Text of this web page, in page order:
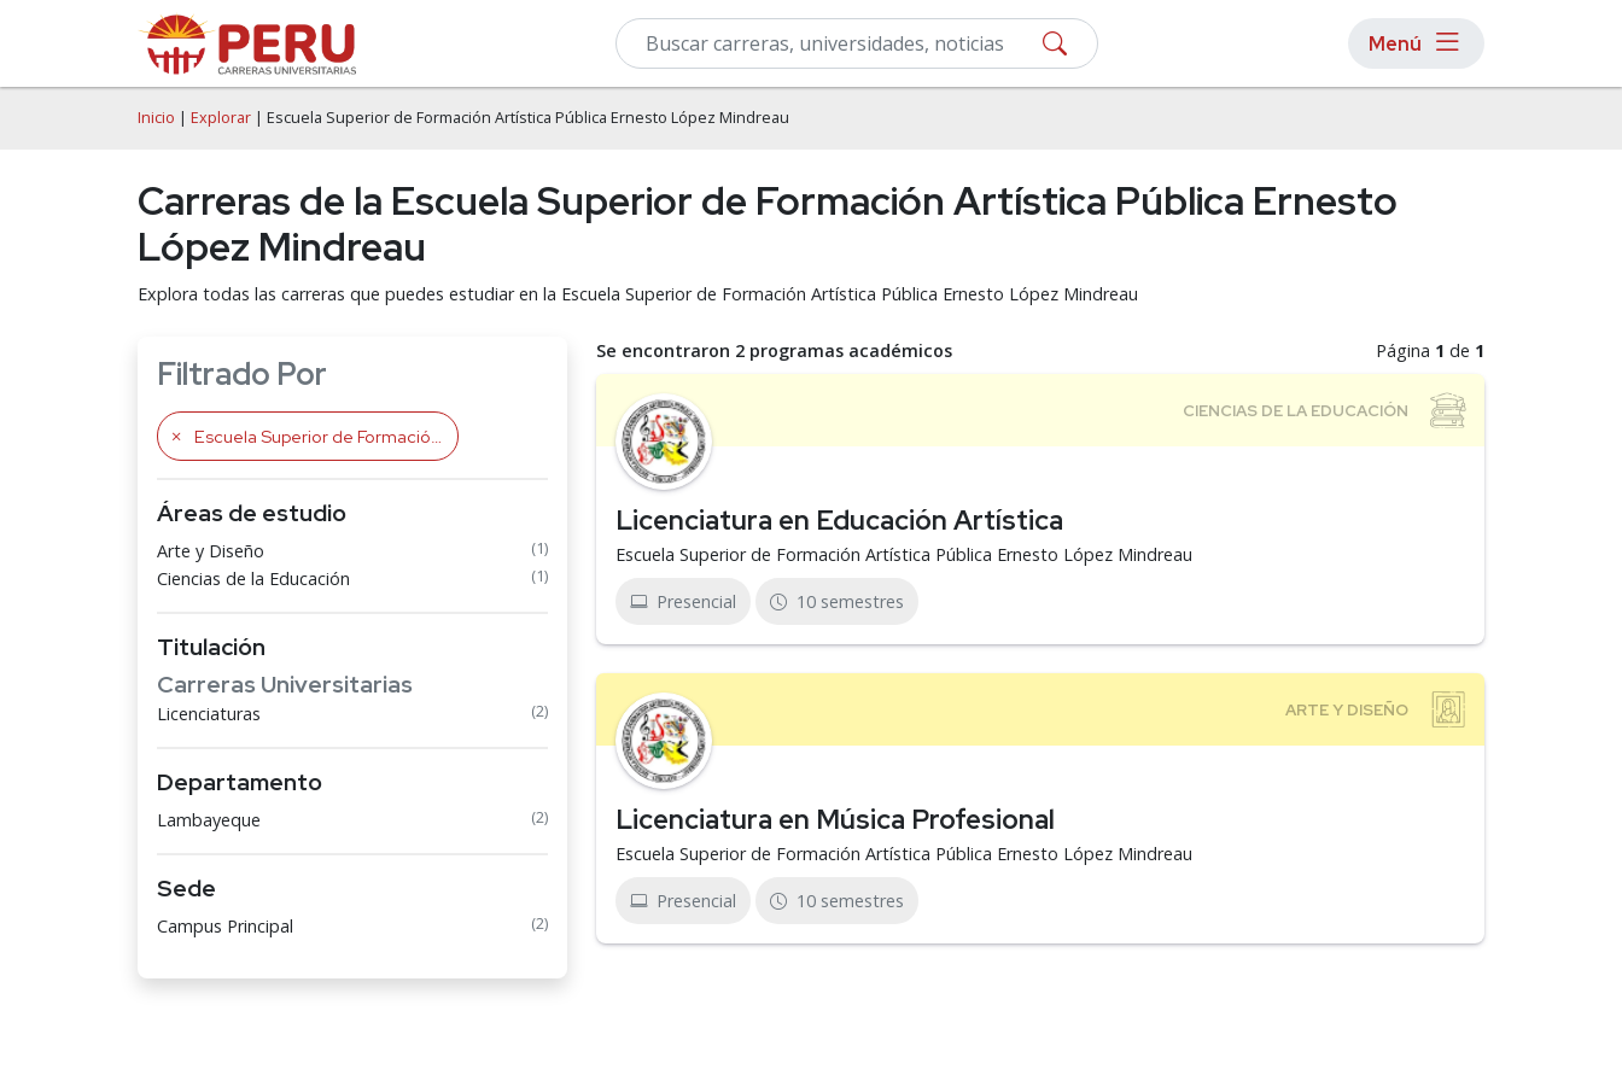
Menú
Inicio | Explorar | Escuela Superior de Formación Artística Pública Ernesto López Mindreau
Carreras de la Escuela Superior de Formación Artística Pública Ernesto
López Mindreau
Explora todas las carreras que puedes estudiar en la Escuela Superior de Formación Artística Pública Ernesto López Mindreau
Filtrado Por
Escuela Superior de Formación Artística Pública Ernesto López Mindreau
Áreas de estudio
Arte y Diseño (1)
Ciencias de la Educación (1)
Titulación
Carreras Universitarias
Licenciaturas (2)
Departamento
Lambayeque (2)
Sede
Campus Principal (2)
Se encontraron 2 programas académicos Página 1 de 1
Licenciatura en Educación Artística
Escuela Superior de Formación Artística Pública Ernesto López Mindreau
Presencial 10 semestres
Licenciatura en Música Profesional
Escuela Superior de Formación Artística Pública Ernesto López Mindreau
Presencial 10 semestres